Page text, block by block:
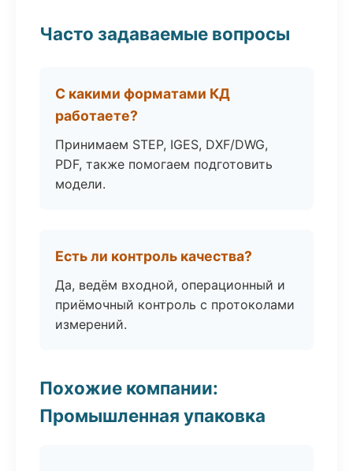
Часто задаваемые вопросы
С какими форматами КД
работаете?
Принимаем STEP, IGES, DXF/DWG,
PDF, также помогаем подготовить
модели.
Есть ли контроль качества?
Да, ведём входной, операционный и
приёмочный контроль с протоколами
измерений.
Похожие компании:
Промышленная упаковка